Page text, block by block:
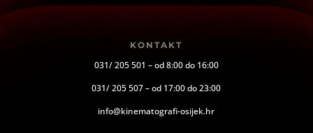
KONTAKT
031/ 205 501 – od 8:00 do 16:00
031/ 205 507 – od 17:00 do 23:00
info@kinematografi-osijek.hr